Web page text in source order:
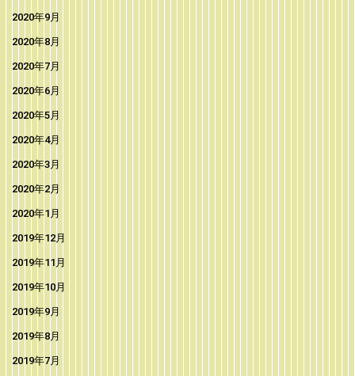
2020年9月
2020年8月
2020年7月
2020年6月
2020年5月
2020年4月
2020年3月
2020年2月
2020年1月
2019年12月
2019年11月
2019年10月
2019年9月
2019年8月
2019年7月